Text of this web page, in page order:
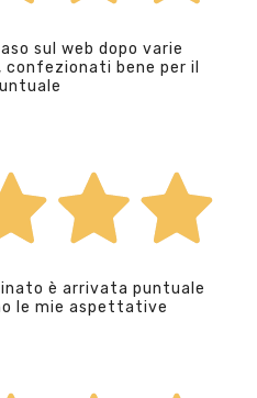
sul web dopo varie
bene per il
è arrivata puntuale
le mie aspettative